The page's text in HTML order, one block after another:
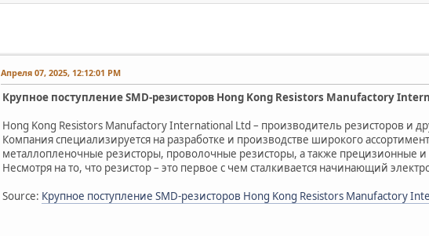
Апреля 07, 2025, 12:12:01 PM
Крупное поступление SMD-резисторов Hong Kong Resistors Manufactory
Hong Kong Resistors Manufactory International Ltd – производитель резисторов и
Компания специализируется на разработке и производстве широкого
металлопленочные резисторы, проволочные резисторы, а также прецизионные
Несмотря на то, что резистор – это первое с чем сталкивается начинающий
Source: Крупное поступление SMD-резисторов Hong Kong Resistors Manufactory